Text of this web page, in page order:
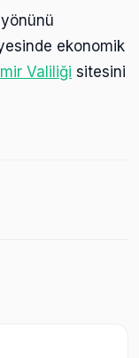
ekonomik
Valiliği sitesini